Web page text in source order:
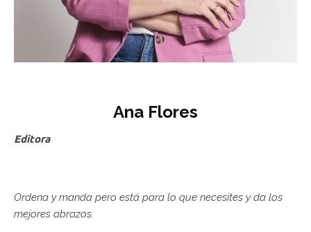
Ana Flores
Editora
Ordena y manda pero está para lo que necesites y da los
mejores abrazos.